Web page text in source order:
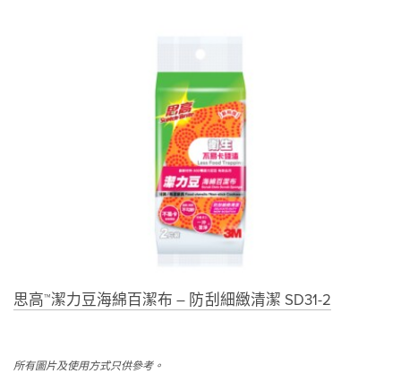
思高™潔力豆海綿百潔布 – 防刮細緻清潔 SD31-2
所有圖片及使用方式只供參考。